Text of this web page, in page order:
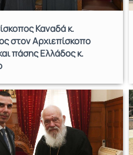
Καναδά κ.
στον Αρχιεπίσκοπο
πάσης Ελλάδος κ.